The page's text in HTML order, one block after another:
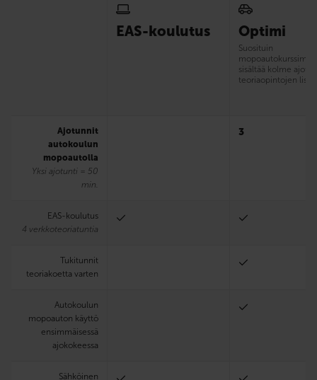
EAS-koulutus Optimi
Suosituin
sisältää kolme
teoriaopintojen
Ajotunnit
autokoulun
mopoautolla
Yksi ajotunti = 50
min.
3
EAS-koulutus
4 verkkoteoriatuntia
Tukitunnit
teoriakoetta varten
Autokoulun
mopoauton käyttö
ensimmäisessä
ajokokeessa
Sähköinen